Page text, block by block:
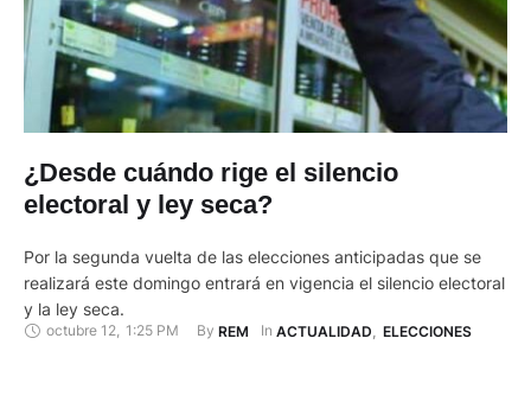
¿Desde cuándo rige el silencio
electoral y ley seca?
Por la segunda vuelta de las elecciones anticipadas que se
realizará este domingo entrará en vigencia el silencio electoral
y la ley seca.
octubre 12, 1:25 PM By REM In ACTUALIDAD ELECCIONES